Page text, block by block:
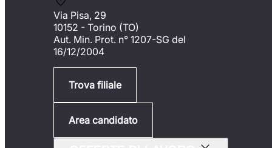
Via Pisa, 29
10152 - Torino (TO)
Aut. Min. Prot. n° 1207-SG del
16/12/2004
Trova filiale
Area candidato